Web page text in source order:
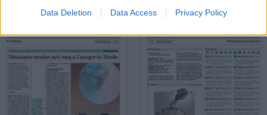
Data Deletion Data Access Privacy Policy
PDF LETÖLTÉSE PDF LETÖLTÉSE